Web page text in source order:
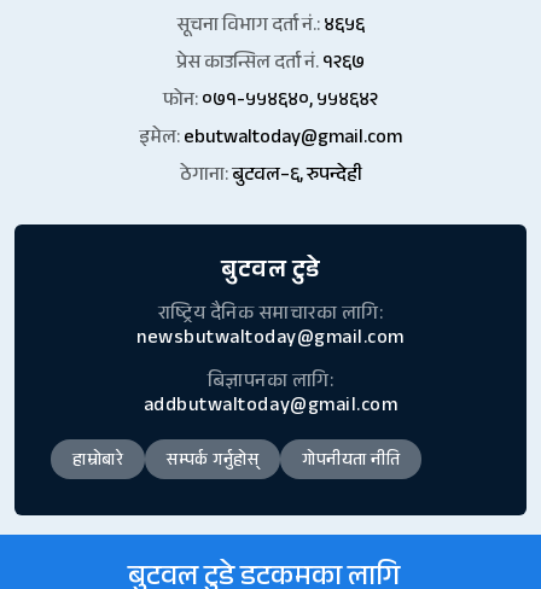
सूचना विभाग दर्ता नं.:४६५६
प्रेस काउन्सिल दर्ता नं.१२६७
फोन:०७१-५५४६४०, ५५४६४२
इमेल:ebutwaltoday@gmail.com
ठेगाना:बुटवल–६, रुपन्देही
बुटवल टुडे
राष्ट्रिय दैनिक समाचारका लागि:
newsbutwaltoday@gmail.com
बिज्ञापनका लागि:
addbutwaltoday@gmail.com
हाम्रोबारे सम्पर्क गर्नुहोस् गोपनीयता नीति